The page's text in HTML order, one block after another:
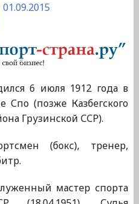
01.09.2015
6 июля 1912 года в
Спо (позже Казбегского
Грузинской ССР).
(бокс), тренер,
мастер спорта